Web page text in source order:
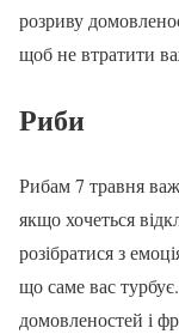
розриву
щоб не втратити
Риби
Рибам 7 травня
якщо хочеться
розібратися з
що саме вас
домовленостей і